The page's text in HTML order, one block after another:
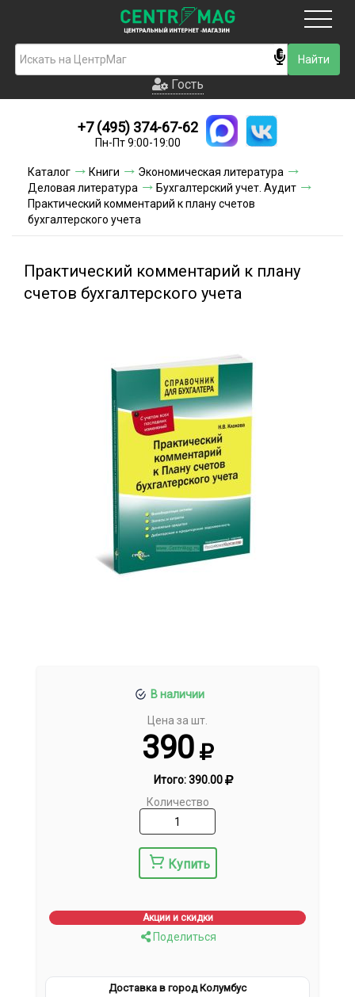
Гость
Новинки
Условия доставки
Условия оплаты
Акции и скидки
Гость
+7 (495) 374-67-62
Пн-Пт 9:00-19:00
Каталог Книги
Экономическая литература
Деловая литература
Бухгалтерский учет. Аудит
Практический комментарий к плану счетов
бухгалтерского учета
Практический комментарий к плану
счетов бухгалтерского учета
В наличии
Цена за шт.
390
Итого:390.00
Количество
Купить
Акции и скидки
Поделиться
Доставка в город Колумбус